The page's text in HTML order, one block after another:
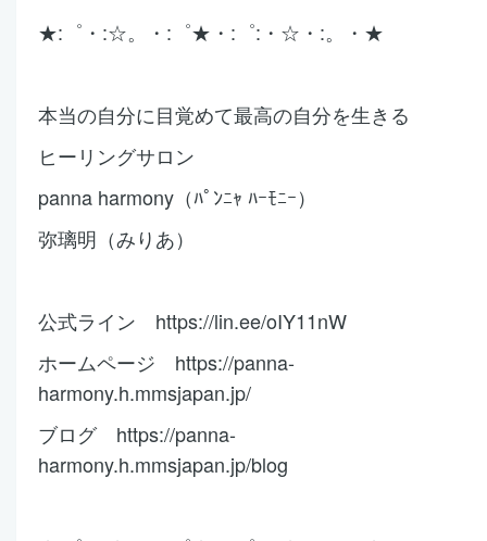
★:゜・:☆。・:゜★・:゜:・☆・:。・★
本当の自分に目覚めて最高の自分を生きる
ヒーリングサロン
panna harmony（ﾊﾟﾝﾆｬ ﾊｰﾓﾆｰ）
弥璃明（みりあ）
公式ライン https://lin.ee/oIY11nW
ホームページ https://panna-
harmony.h.mmsjapan.jp/
ブログ https://panna-
harmony.h.mmsjapan.jp/blog